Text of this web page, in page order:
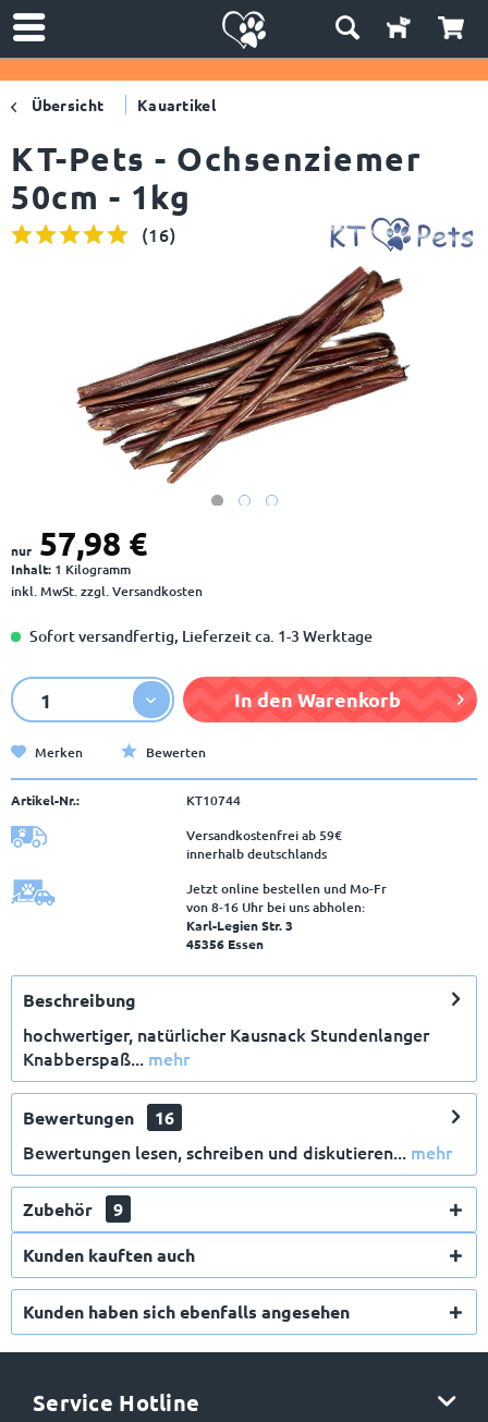
Übersicht Kauartikel
KT-Pets - Ochsenziemer
50cm - 1kg
(16)
nur 57,98 €
Inhalt: 1 Kilogramm
inkl. MwSt.zzgl. Versandkosten
Sofort versandfertig, Lieferzeit ca. 1-3 Werktage
In den Warenkorb
Merken Bewerten
Artikel-Nr.:
KT10744
Versandkostenfrei ab 59€
innerhalb deutschlands
Jetzt online bestellen und Mo-Fr
von 8‑16 Uhr bei uns abholen:
Karl-Legien Str. 3
45356 Essen
Beschreibung
hochwertiger, natürlicher Kausnack Stundenlanger
Knabberspaß... mehr
Bewertungen 16
Bewertungen lesen, schreiben und diskutieren... mehr
Zubehör
9
Kunden kauften auch
Kunden haben sich ebenfalls angesehen
Service Hotline